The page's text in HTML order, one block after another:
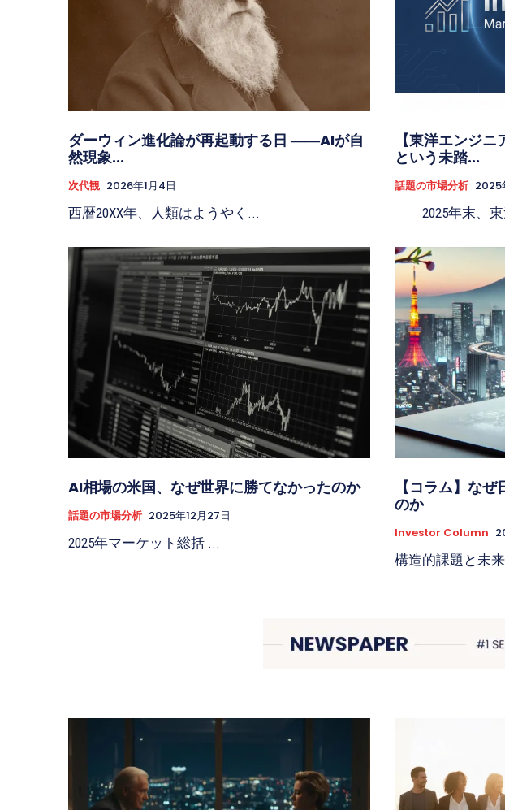
ダーウィン進化論が再起動する日 ――AIが自
然現象...
次代観 2026年1月4日
西暦20XX年、人類はようやく...
【東洋エンジ
という未踏...
話題の市場分析 2025
――2025年末、東
AI相場の米国、なぜ世界に勝てなかったのか
話題の市場分析 2025年12月27日
2025年マーケット総括 ...
【コラム】な
のか
Investor Column